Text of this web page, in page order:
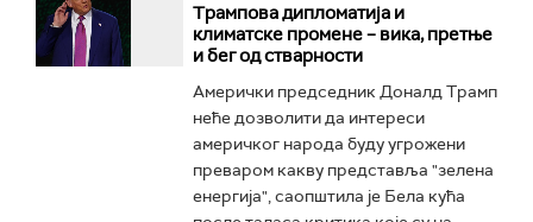
Трампова дипломатија и
климатске промене – вика, претње
и бег од стварности
Амерички председник Доналд Трамп
неће дозволити да интереси
америчког народа буду угрожени
преваром какву представља "зелена
енергија", саопштила је Бела кућа